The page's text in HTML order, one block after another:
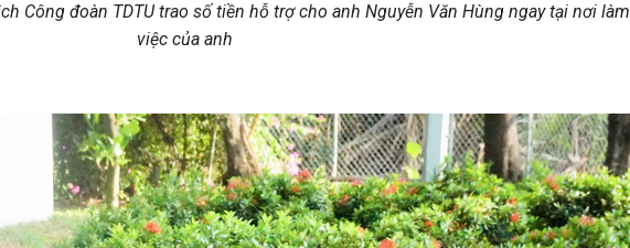
Công đoàn TDTU trao số tiền hỗ trợ cho anh Nguyễn Văn Hùng ngay tại nơi làm
việc của anh